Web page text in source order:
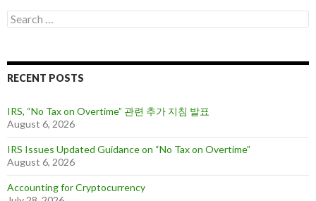
sS
e
c
h
o
r
:
RECENT POSTS
IRS, “No Tax on Overtime” 관련 추가 지침 발표
August 6, 2026
IRS Issues Updated Guidance on “No Tax on Overtime”
August 6, 2026
Accounting for Cryptocurrency